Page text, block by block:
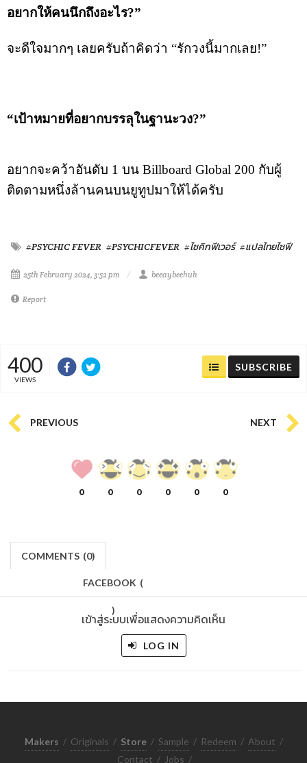
อยากให้คนนึกถึงอะไร?”
จะดีใจมากๆ เลยครับถ้าคิดว่า “รักวงนี้มากเลย!”
“เป้าหมายที่อยากบรรลุในฐานะวง?”
อยากจะคว้าอันดับ 1 บน Billboard Global 200 กับผู้
ติดตามหนึ่งล้านคนบนยูทูปมาให้ได้ครับ
#PSYCHIC FEVER #PSYCHICFEVER #ไซคิกฟีเวอร์ #แปลไทยไซฟี
25th February 2024, 3:52 pm beeaybeehuh
Report
400
VIEWS
SUBSCRIBE
PREVIOUS NEXT
0 0 0 0 0 0
COMMENTS (0)
FACEBOOK (
)
เข้าสู่ระบบเพื่อแสดงความคิดเห็น
LOG IN
Makers / Originals / Store / Sample / Redeem / About /
Contact / Jobs /